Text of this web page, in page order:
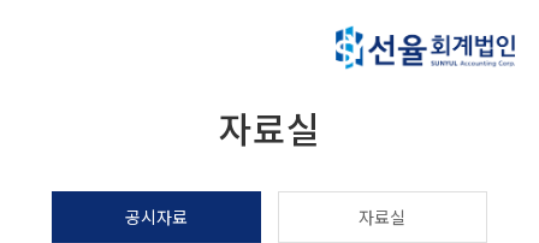
자료실
공시자료 자료실